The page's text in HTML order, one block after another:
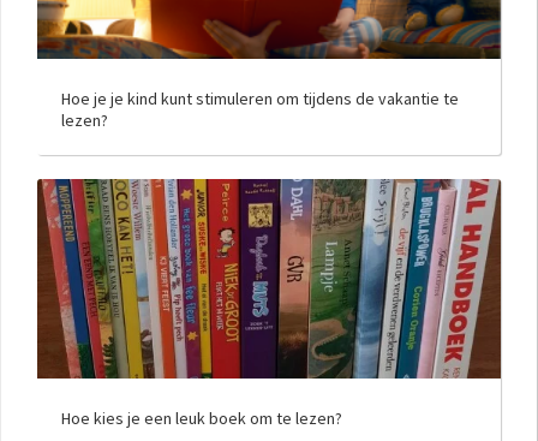
Hoe je je kind kunt stimuleren om tijdens de vakantie te
lezen?
Hoe kies je een leuk boek om te lezen?